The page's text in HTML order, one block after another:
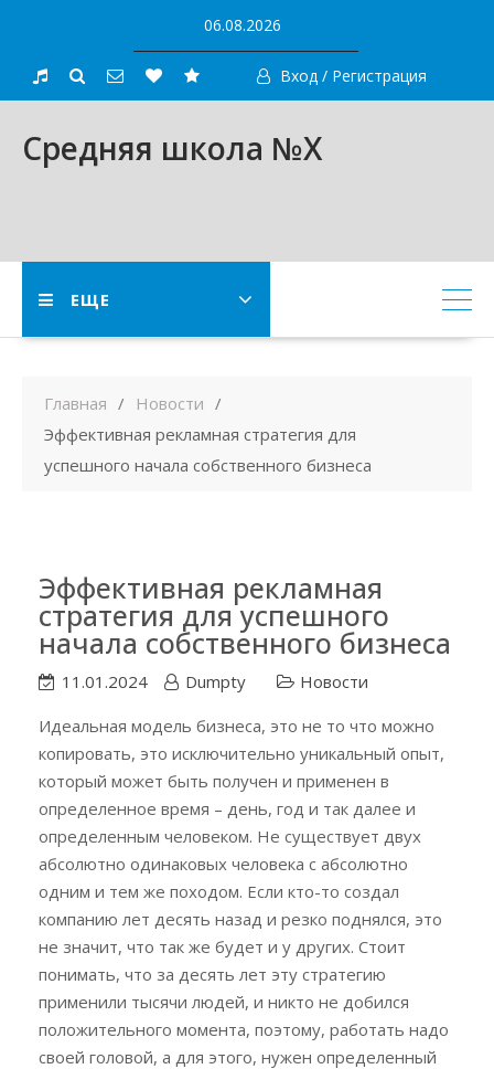
content
06.08.2026
Вход / Регистрация
Средняя школа №X
ЕЩЕ
Главная
Новости
Эффективная рекламная стратегия для
успешного начала собственного бизнеса
Эффективная рекламная
стратегия для успешного
начала собственного бизнеса
11.01.2024 Dumpty
Новости
Идеальная модель бизнеса, это не то что можно
копировать, это исключительно уникальный опыт,
который может быть получен и применен в
определенное время – день, год и так далее и
определенным человеком. Не существует двух
абсолютно одинаковых человека с абсолютно
одним и тем же походом. Если кто-то создал
компанию лет десять назад и резко поднялся, это
не значит, что так же будет и у других. Стоит
понимать, что за десять лет эту стратегию
применили тысячи людей, и никто не добился
положительного момента, поэтому, работать надо
своей головой, а для этого, нужен определенный